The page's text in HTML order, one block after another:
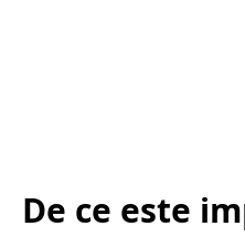
De ce este